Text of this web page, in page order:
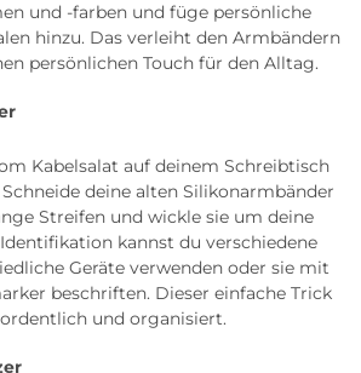
und -farben und füge persönliche
hinzu. Das verleiht den Armbändern
persönlichen Touch für den Alltag.
Kabelsalat auf deinem Schreibtisch
deine alten Silikonarmbänder
Streifen und wickle sie um deine
kannst du verschiedene
Geräte verwenden oder sie mit
beschriften. Dieser einfache Trick
und organisiert.